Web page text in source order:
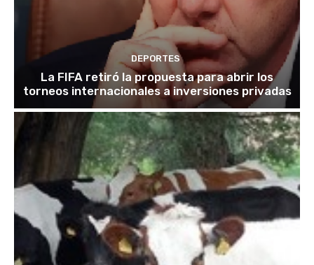
DEPORTES
La FIFA retiró la propuesta para abrir los
torneos internacionales a inversiones privadas